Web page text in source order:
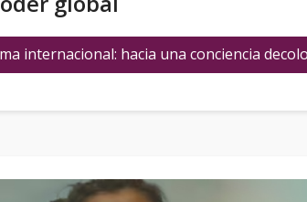
internacional: hacia una conciencia